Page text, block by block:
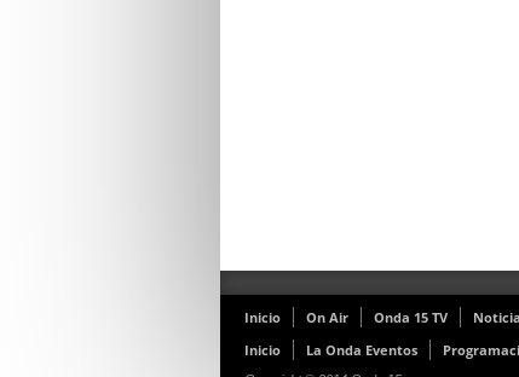
Inicio On Air Onda 15 TV
Inicio
La Onda Eventos